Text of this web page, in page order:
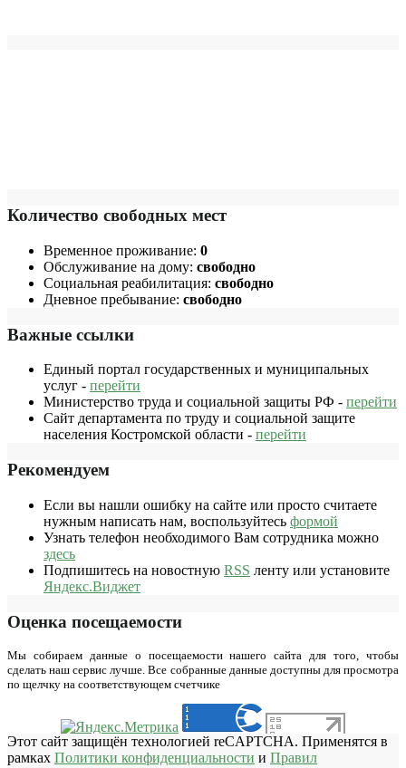
Количество свободных мест
Временное проживание: 0
Обслуживание на дому: свободно
Социальная реабилитация: свободно
Дневное пребывание: свободно
Важные ссылки
Единый портал государственных и муниципальных
услуг - перейти
Министерство труда и социальной защиты РФ - перейти
Сайт департамента по труду и социальной защите
населения Костромской области - перейти
Рекомендуем
Если вы нашли ошибку на сайте или просто считаете
нужным написать нам, воспользуйтесь формой
Узнать телефон необходимого Вам сотрудника можно
здесь
Подпишитесь на новостную RSS ленту или установите
Яндекс.Виджет
Оценка посещаемости
Мы собираем данные о посещаемости нашего сайта для того, чтобы
сделать наш сервис лучше. Все собранные данные доступны для просмотра
по щелчку на соответствующем счетчике
Этот сайт защищён технологией reCAPTCHA. Применятся в
рамках Политики конфиденциальности и Правил